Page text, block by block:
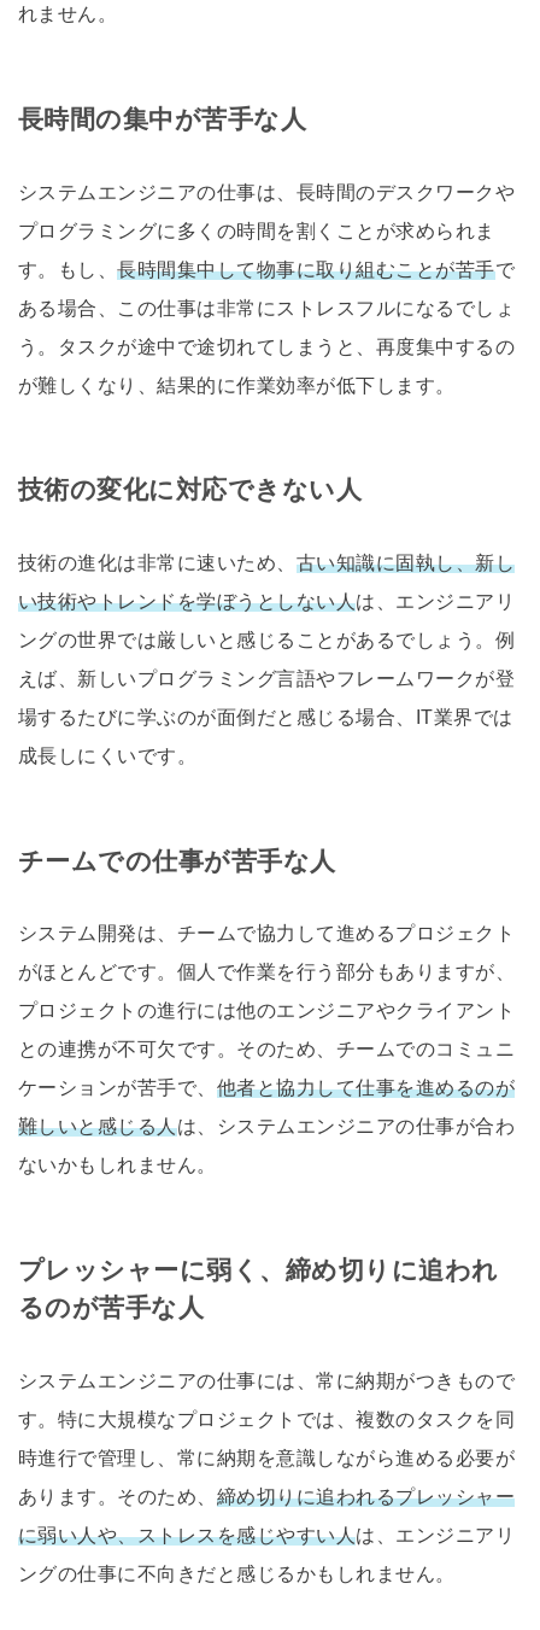
れません。
長時間の集中が苦手な人
システムエンジニアの仕事は、長時間のデスクワークや
プログラミングに多くの時間を割くことが求められま
す。もし、長時間集中して物事に取り組むことが苦手で
ある場合、この仕事は非常にストレスフルになるでしょ
う。タスクが途中で途切れてしまうと、再度集中するの
が難しくなり、結果的に作業効率が低下します。
技術の変化に対応できない人
技術の進化は非常に速いため、 古い知識に固執し、新し
い技術やトレンドを学ぼうとしない人は、エンジニアリ
ングの世界では厳しいと感じることがあるでしょう。例
えば、新しいプログラミング言語やフレームワークが登
場するたびに学ぶのが面倒だと感じる場合、IT業界では
成長しにくいです。
チームでの仕事が苦手な人
システム開発は、チームで協力して進めるプロジェクト
がほとんどです。個人で作業を行う部分もありますが、
プロジェクトの進行には他のエンジニアやクライアント
との連携が不可欠です。そのため、チームでのコミュニ
ケーションが苦手で、 他者と協力して仕事を進めるのが
難しいと感じる人は、システムエンジニアの仕事が合わ
ないかもしれません。
プレッシャーに弱く、締め切りに追われ
るのが苦手な人
システムエンジニアの仕事には、常に納期がつきもので
す。特に大規模なプロジェクトでは、複数のタスクを同
時進行で管理し、常に納期を意識しながら進める必要が
あります。そのため、 締め切りに追われるプレッシャー
に弱い人や、ストレスを感じやすい人は、エンジニアリ
ングの仕事に不向きだと感じるかもしれません。